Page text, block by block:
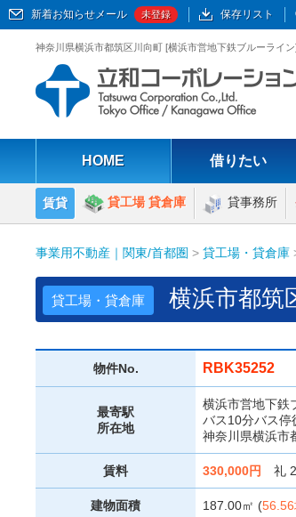
新着お知らせメール 未登録 保存リスト
神奈川県横浜市都筑区川向町 [横浜市営地下鉄ブルーライ
HOME 借りたい
賃貸 貸工場 貸倉庫 貸事務所
事業用不動産｜関東/首都圏 > 貸工場・貸倉庫
貸工場・貸倉庫 横浜市都筑
物件No. RBK35252
最寄駅
所在地
横浜市営地下鉄
バス10分バス停
神奈川県横浜市
賃料 330,000円 礼 2
建物面積 187.00㎡ (